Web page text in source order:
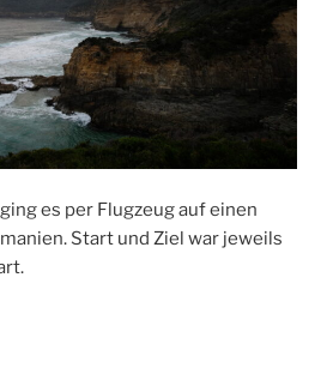
es per Flugzeug auf einen
Start und Ziel war jeweils